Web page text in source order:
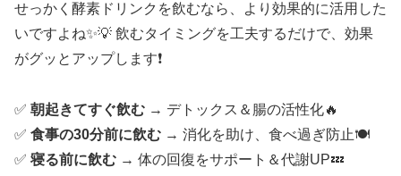
せっかく酵素ドリンクを飲むなら、より効果的に活用した
いですよね✨💡 飲むタイミングを工夫するだけで、効果
がグッとアップします❗
✅ 朝起きてすぐ飲む → デトックス＆腸の活性化🔥
✅ 食事の30分前に飲む → 消化を助け、食べ過ぎ防止🍽️
✅ 寝る前に飲む → 体の回復をサポート＆代謝UP💤